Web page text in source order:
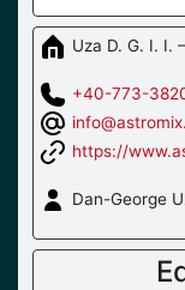
Uza D. G. I. I.
+40-773-
https://
Dan-George